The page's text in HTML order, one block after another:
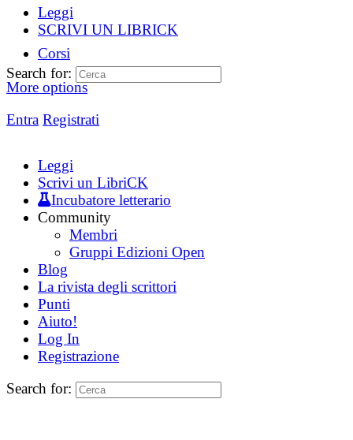
Leggi
SCRIVI UN LIBRICK
Corsi
More options
Entra Registrati
Search for:
Leggi
Scrivi un LibriCK
Incubatore letterario
Community
Membri
Gruppi Edizioni Open
Blog
La rivista degli scrittori
Punti
Aiuto!
Log In
Registrazione
Search for: